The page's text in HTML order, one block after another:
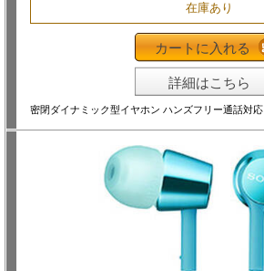
在庫あり
カートに入れる
詳細はこちら
密閉ダイナミック型イヤホン ハンズフリー通話対応